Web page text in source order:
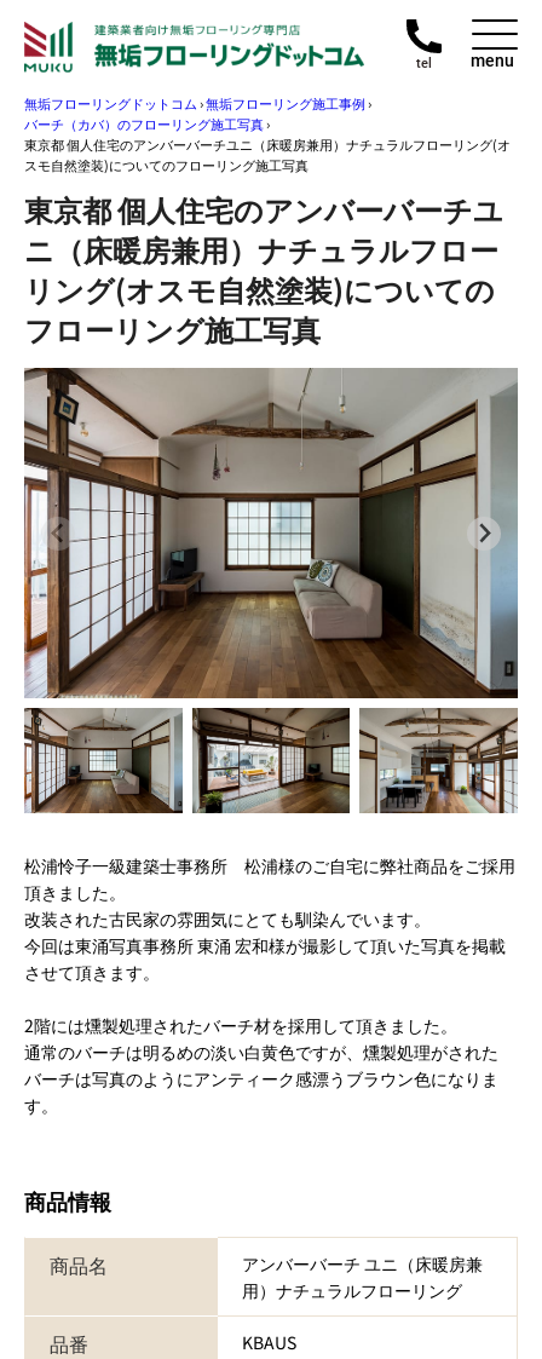
tel menu
無垢フローリングドットコム›無垢フローリング施工事例›
バーチ（カバ）のフローリング施工写真›
東京都 個人住宅のアンバーバーチユニ（床暖房兼用）ナチュラルフローリング(オ
スモ自然塗装)についてのフローリング施工写真
東京都 個人住宅のアンバーバーチユ
ニ（床暖房兼用）ナチュラルフロー
リング(オスモ自然塗装)についての
フローリング施工写真
松浦怜子一級建築士事務所 松浦様のご自宅に弊社商品をご採用
頂きました。
改装された古民家の雰囲気にとても馴染んでいます。
今回は東涌写真事務所 東涌 宏和様が撮影して頂いた写真を掲載
させて頂きます。
2階には燻製処理されたバーチ材を採用して頂きました。
通常のバーチは明るめの淡い白黄色ですが、燻製処理がされた
バーチは写真のようにアンティーク感漂うブラウン色になりま
す。
商品情報
商品名
アンバーバーチ ユニ（床暖房兼
用）ナチュラルフローリング
品番 KBAUS